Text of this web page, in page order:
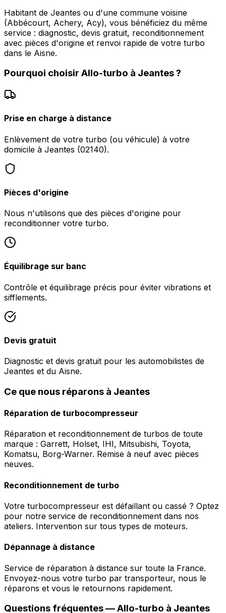
Habitant de Jeantes ou d'une commune voisine
(Abbécourt, Achery, Acy), vous bénéficiez du même
service : diagnostic, devis gratuit, reconditionnement
avec pièces d'origine et renvoi rapide de votre turbo
dans le Aisne.
Pourquoi choisir Allo-turbo à Jeantes?
Prise en charge à distance
Enlèvement de votre turbo (ou véhicule) à votre
domicile à Jeantes (02140).
Pièces d'origine
Nous n'utilisons que des pièces d'origine pour
reconditionner votre turbo.
Équilibrage sur banc
Contrôle et équilibrage précis pour éviter vibrations et
sifflements.
Devis gratuit
Diagnostic et devis gratuit pour les automobilistes de
Jeantes et du Aisne.
Ce que nous réparons à Jeantes
Réparation de turbocompresseur
Réparation et reconditionnement de turbos de toute
marque : Garrett, Holset, IHI, Mitsubishi, Toyota,
Komatsu, Borg-Warner. Remise à neuf avec pièces
neuves.
Reconditionnement de turbo
Votre turbocompresseur est défaillant ou cassé ? Optez
pour notre service de reconditionnement dans nos
ateliers. Intervention sur tous types de moteurs.
Dépannage à distance
Service de réparation à distance sur toute la France.
Envoyez-nous votre turbo par transporteur, nous le
réparons et vous le retournons rapidement.
Questions fréquentes —Allo-turbo à Jeantes